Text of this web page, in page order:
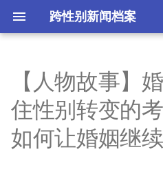
跨性别新闻档案
i
正文
摘要与附加信息
【人物故事】
住性别转变的
如何让婚姻继